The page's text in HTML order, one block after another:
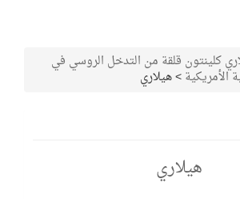
كلينتون قلقة من التدخل الروسي في
الأمريكية>هيلاري
هيلاري